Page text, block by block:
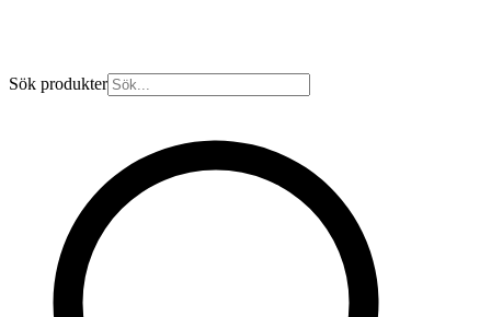
Sök produkter